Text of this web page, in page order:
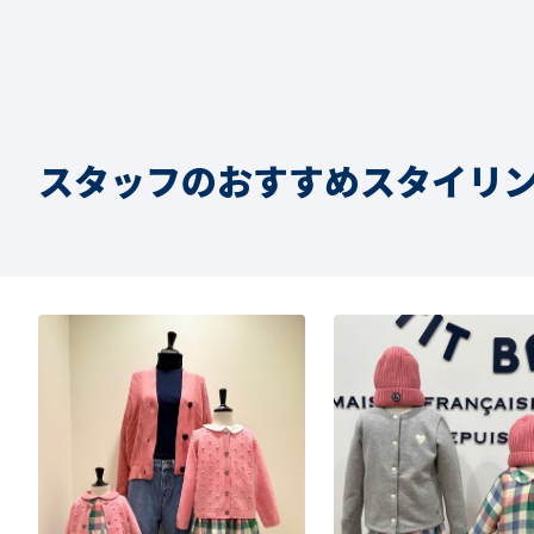
スタッフのおすすめスタイリ